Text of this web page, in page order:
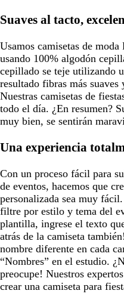
Suaves al tacto,
Usamos camisetas de
usando 100% algodón
cepillado se teje utilizando
resultado fibras más
Nuestras camisetas de
todo el día. ¿En resumen?
muy bien, se sentirán
Una experiencia
Con un proceso fácil para
de eventos, hacemos que
personalizada sea muy
filtre por estilo y tema del
plantilla, ingrese el texto
atrás de la camiseta
nombre diferente en cada
“Nombres” en el estudio.
preocupe! Nuestros
crear una camiseta para